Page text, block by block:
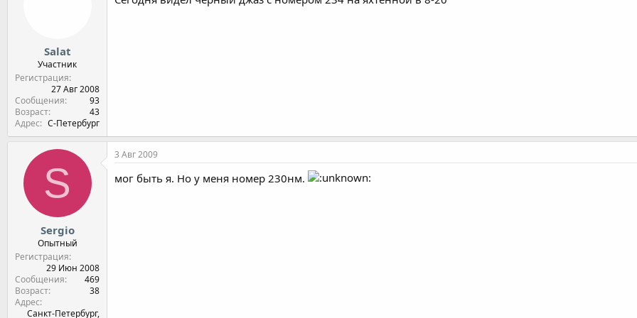
Salat
Участник
Регистрация
27 Авг 2008
Сообщения
93
Возраст
43
Адрес
C-Петербург
S
Sergio
Опытный
Регистрация
29 Июн 2008
Сообщения
469
Возраст
38
Адрес
Санкт-Петербург,
3 Авг 2009
мог быть я. Но у меня номер 230нм.